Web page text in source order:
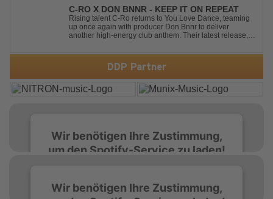
dich daran erinnert, noch einmal f...
C-RO X DON BNNR - KEEP IT ON REPEAT
Rising talent C-Ro returns to You Love Dance, teaming
up once again with producer Don Bnnr to deliver
another high-energy club anthem. Their latest release,
a driving blend of Techno and House, creating the
perfect soundtrack for peak-tim...
DDP Partner
Wir benötigen Ihre Zustimmung,
um den Spotify-Service zu laden!
einzubetten. Dieser Service kann Daten zu
Wir benötigen Ihre Zustimmung,